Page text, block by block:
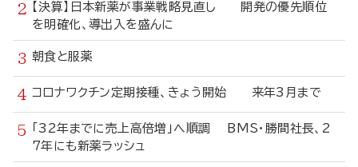
【決算】日本新薬が事業戦略見直し 開発の優先順位
を明確化、導出入を盛んに
朝食と服薬
コロナワクチン定期接種、きょう開始 来年3月まで
「32年までに売上高倍増」へ順調 BMS・勝間社長、2
7年にも新薬ラッシュ